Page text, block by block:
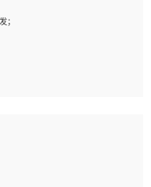
MS Project等；
作积极主动；
力；
；
react优先；